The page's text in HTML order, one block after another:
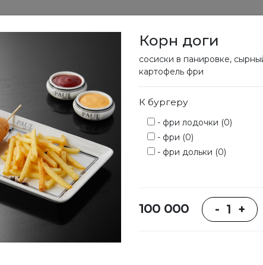
Программа лояльности
Меню
Боулы
Сэндвичи,
Корн доги
сосиски в панировке,
картофель фри
К бургеру
- фри лодочки (0)
- фри (0)
- фри дольки (0)
100 000 - 1 +